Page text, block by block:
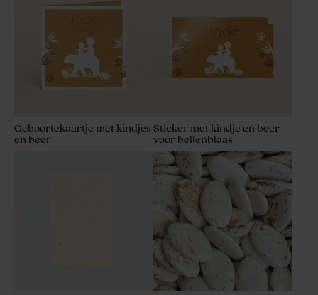
Geboortekaartje met kindjes
en beer
Sticker met kindje en beer
voor bellenblaas